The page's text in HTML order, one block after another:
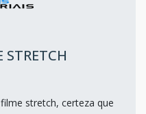
STRETCH
stretch, certeza que